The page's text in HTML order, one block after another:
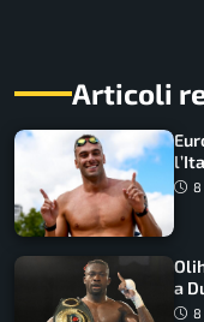
Articoli
8
a
8